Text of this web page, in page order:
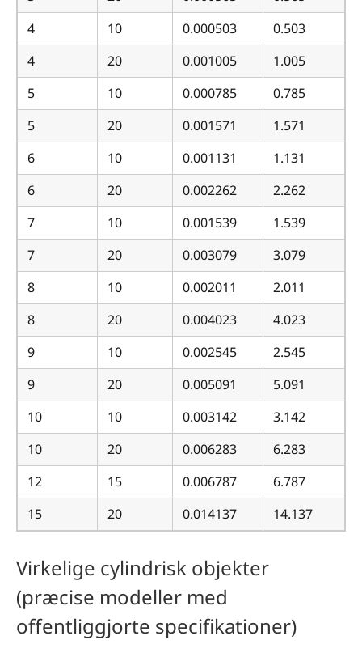
4
10 0.000503
0.503
4
20 0.001005
1.005
5
10 0.000785
0.785
5
20 0.001571
1.571
6
10 0.001131
1.131
6
20 0.002262
2.262
7
10 0.001539
1.539
7
20 0.003079
3.079
8
10 0.002011
2.011
8
20 0.004023
4.023
9
10 0.002545
2.545
9
20 0.005091
5.091
10
10 0.003142
3.142
10
20 0.006283
6.283
12
15 0.006787
6.787
15
20 0.014137 14.137
Virkelige cylindrisk objekter
(præcise modeller med
offentliggjorte specifikationer)